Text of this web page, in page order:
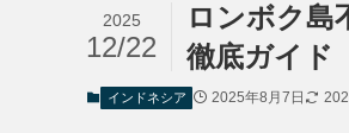
ロンボク島
徹底ガイド
2025
12/22
インドネシア 2025年8月7日